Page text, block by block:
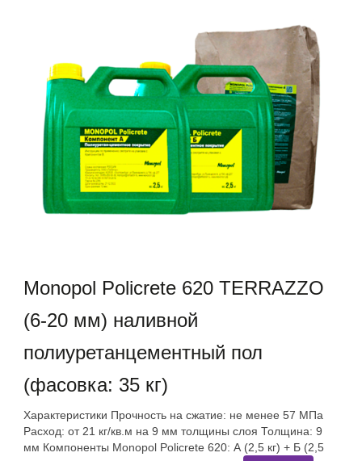
Monopol Policrete 620 TERRAZZO
(6-20 мм) наливной
полиуретанцементный пол
(фасовка: 35 кг)
Характеристики Прочность на сжатие: не менее 57 МПа
Расход: от 21 кг/кв.м на 9 мм толщины слоя Толщина: 9
мм Компоненты Monopol Policrete 620: А (2,5 кг) + Б (2,5